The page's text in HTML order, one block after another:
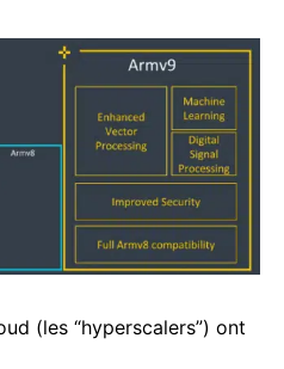
(les “hyperscalers”) ont